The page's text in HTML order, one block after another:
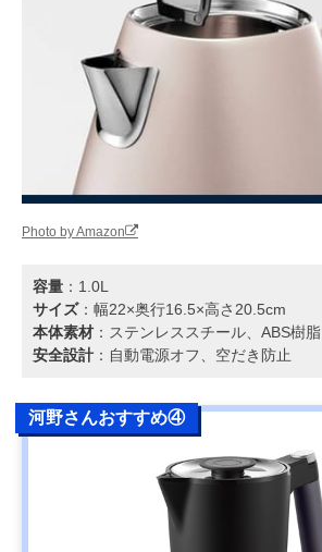
Photo by Amazon
容量 ：1.0L
サイズ：幅22×奥行16.5×高さ20.5cm
本体素材 ：ステンレススチール、ABS樹脂
安全設計 ：自動電源オフ、空だき防止
河野さんおすすめ④